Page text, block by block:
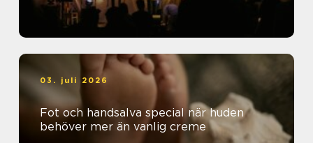
03. juli 2026
Fot och handsalva special när huden
behöver mer än vanlig creme